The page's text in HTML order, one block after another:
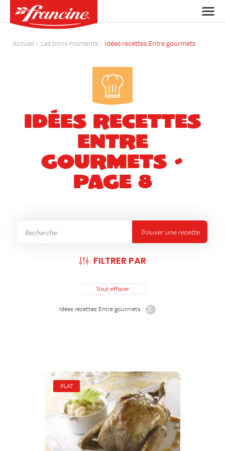
Accueil Les bons moments Idées recettes Entre gourmets
Idées recettes
Entre
gourmets -
Page 8
Trouver une recette
FILTRER PAR
Idées recettes Entre gourmets
Tout effacer
PLAT